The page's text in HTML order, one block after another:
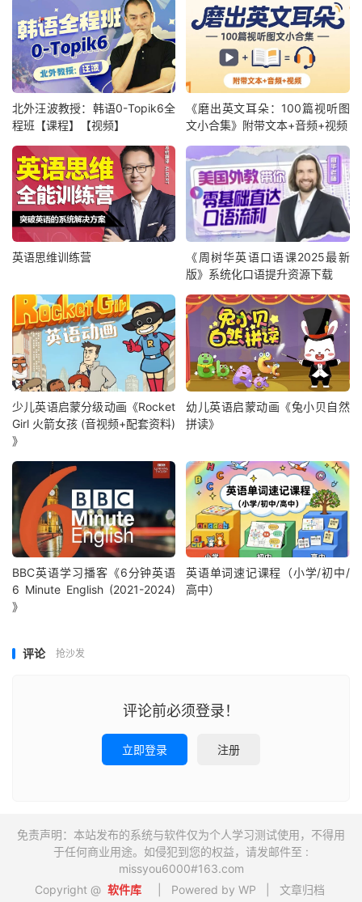
北外汪波教授：韩语0-Topik6全
程班【课程】【视频】
《磨出英文耳朵：100篇视听图
文小合集》附带文本+音频+视频
英语思维训练营
《周树华英语口语课2025最新
版》系统化口语提升资源下载
少儿英语启蒙分级动画《Rocket
Girl 火箭女孩 (音视频+配套资料)
》
幼儿英语启蒙动画《兔小贝自然
拼读》
BBC英语学习播客《6分钟英语
6 Minute English (2021-2024)
》
英语单词速记课程（小学/初中/
高中）
评论 抢沙发
评论前必须登录！
立即登录 注册
免责声明：本站发布的系统与软件仅为个人学习测试使用，不得用
于任何商业用途。如侵犯到您的权益，请发邮件至 :
missyou6000#163.com
Copyright @ 软件库 | Powered by WP | 文章归档